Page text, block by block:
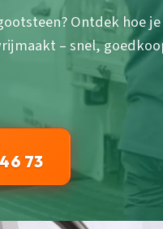
Ontdek hoe
– snel,
73